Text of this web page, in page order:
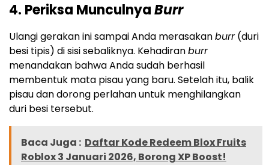
4. Periksa MunculnyaBurr
Ulangi gerakan ini sampai Anda merasakanburr(duri
besi tipis) di sisi sebaliknya. Kehadiranburr
menandakan bahwa Anda sudah berhasil
membentuk mata pisau yang baru. Setelah itu, balik
pisau dan dorong perlahan untuk menghilangkan
duri besi tersebut.
Baca Juga : Daftar Kode Redeem Blox Fruits
Roblox 3 Januari 2026, Borong XP Boost!